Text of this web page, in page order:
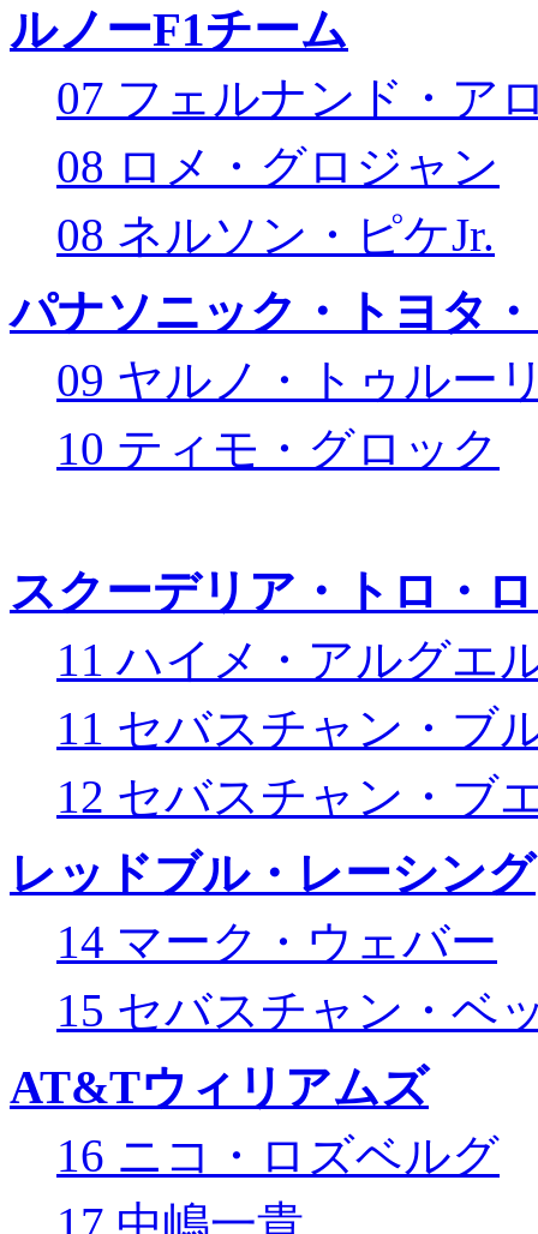
ルノーF1チーム
07 フェルナンド・ア
08 ロメ・グロジャン
08 ネルソン・ピケJr.
パナソニック・トヨタ
09 ヤルノ・トゥルー
10 ティモ・グロック
スクーデリア・トロ・
11 ハイメ・アルグエ
11 セバスチャン・ブ
12 セバスチャン・ブ
レッドブル・レーシング
14 マーク・ウェバー
15 セバスチャン・ベ
AT&Tウィリアムズ
16 ニコ・ロズベルグ
17 中嶋一貴